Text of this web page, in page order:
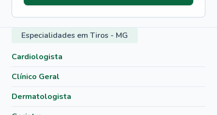
Especialidades em Tiros - MG
Cardiologista
Clínico Geral
Dermatologista